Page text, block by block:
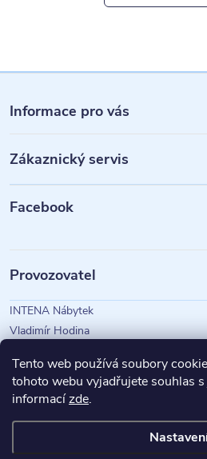
Tento web používá soubory
tohoto webu vyjadřujete souhlas
informacízde.
á
p
a
Informace pro vás
Zákaznický servis
Facebook
Provozovatel
INTENA Nábytek
Vladimír Hodina